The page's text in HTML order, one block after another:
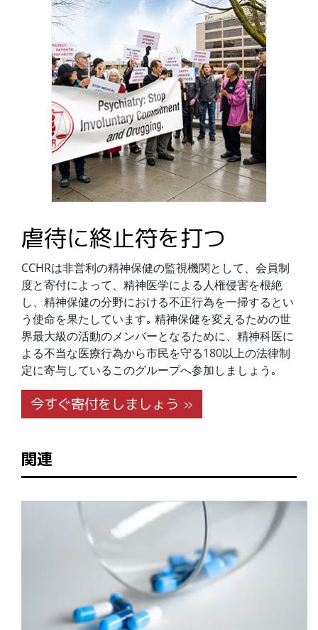
虐待に終止符を打つ
CCHRは非営利の精神保健の監視機関として、会員制
度と寄付によって、精神医学による人権侵害を根絶
し、精神保健の分野における不正行為を一掃するとい
う使命を果たしています｡ 精神保健を変えるための世
界最大級の活動のメンバーとなるために、精神科医に
よる不当な医療行為から市民を守る180以上の法律制
定に寄与しているこのグループへ参加しましょう｡
今すぐ寄付をしましょう »
関連